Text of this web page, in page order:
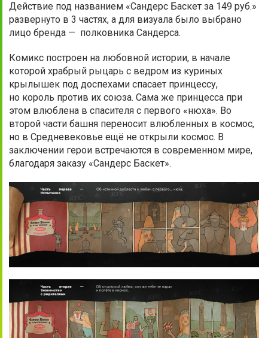
Действие под названием «Сандерс Баскет за 149 руб.»
развернуто в 3 частях, а для визуала было выбрано
лицо бренда — полковника Сандерса.
Комикс построен на любовной истории, в начале
которой храбрый рыцарь с ведром из куриных
крылышек под доспехами спасает принцессу,
но король против их союза. Сама же принцесса при
этом влюблена в спасителя с первого «нюха». Во
второй части башня переносит влюбленных в космос,
но в Средневековье ещё не открыли космос. В
заключении герои встречаются в современном мире,
благодаря заказу «Сандерс Баскет».